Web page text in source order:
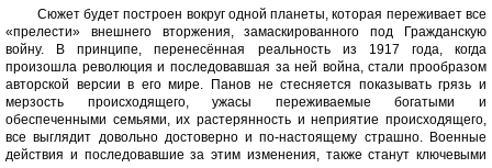
Сюжет будет построен вокруг одной планеты, которая переживает все
«прелести» внешнего вторжения, замаскированного под Гражданскую
войну. В принципе, перенесённая реальность из 1917 года, когда
произошла революция и последовавшая за ней война, стали прообразом
авторской версии в его мире. Панов не стесняется показывать грязь и
мерзость происходящего, ужасы переживаемые богатыми и
обеспеченными семьями, их растерянность и неприятие происходящего,
все выглядит довольно достоверно и по-настоящему страшно. Военные
действия и последовавшие за этим изменения, также станут ключевыми